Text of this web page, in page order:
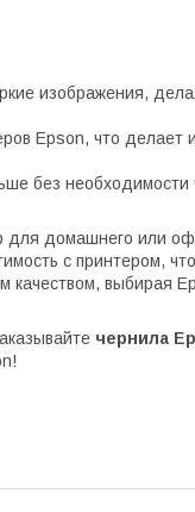
изображения,
Epson, что делает
без необходимости
домашнего или
с принтером,
качеством, выбирая
чернила